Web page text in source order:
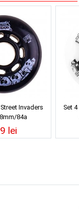
Invaders
84a
lei
Set